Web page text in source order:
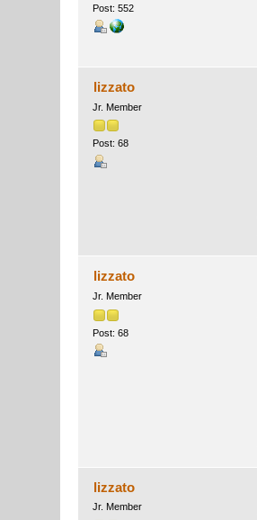
Post: 552
lizzato
Jr. Member
Post: 68
lizzato
Jr. Member
Post: 68
lizzato
Jr. Member